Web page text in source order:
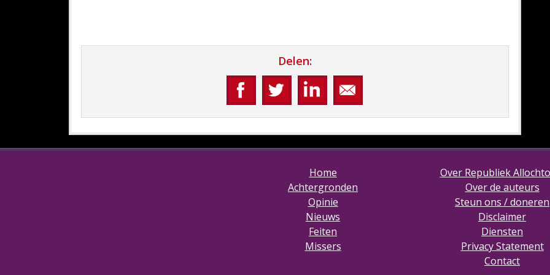
Delen:
Home
Achtergronden
Opinie
Nieuws
Feiten
Missers
Over Republiek
Over de auteurs
Steun ons / doneren
Disclaimer
Diensten
Privacy Statement
Contact